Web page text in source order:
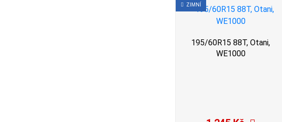
ZIMNÍ
195/60R15 88T, Otani,
WE1000